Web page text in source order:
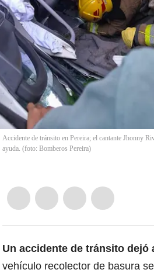
Accidente de tránsito en Pereira; el cantante Jhonny
ayuda. (foto: Bomberos Pereira)
Un accidente de tránsito dejó
vehículo recolector de basura